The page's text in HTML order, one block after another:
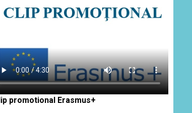
promotional Erasmus+